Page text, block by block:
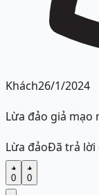
Khách26/1/2024
Lừa đảo giả mạo
Lừa đảoĐã trả lời
0 0